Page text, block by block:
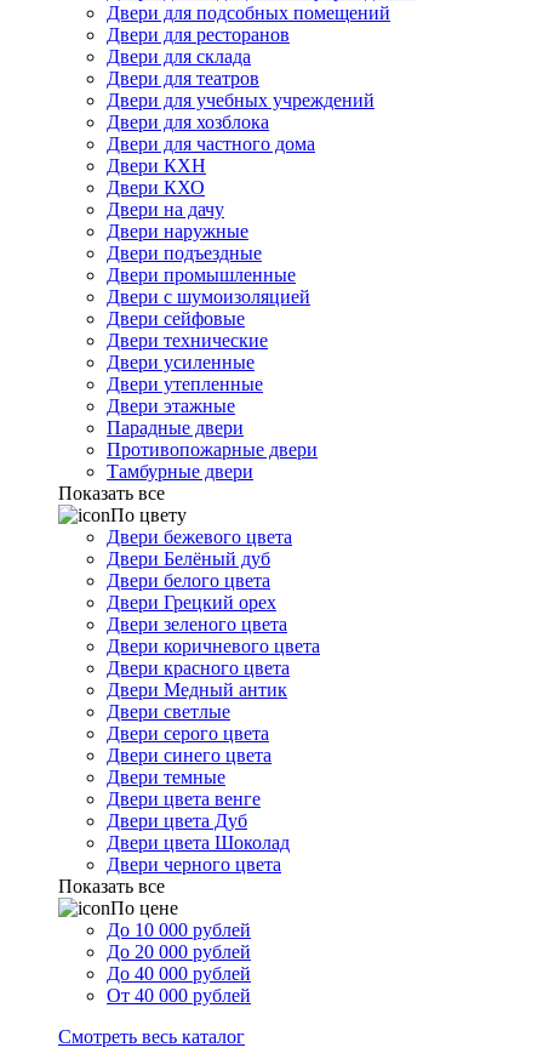
Двери для подсобных помещений
Двери для ресторанов
Двери для склада
Двери для театров
Двери для учебных учреждений
Двери для хозблока
Двери для частного дома
Двери КХН
Двери КХО
Двери на дачу
Двери наружные
Двери подъездные
Двери промышленные
Двери с шумоизоляцией
Двери сейфовые
Двери технические
Двери усиленные
Двери утепленные
Двери этажные
Парадные двери
Противопожарные двери
Тамбурные двери
Показать все
По цвету
Двери бежевого цвета
Двери Белёный дуб
Двери белого цвета
Двери Грецкий орех
Двери зеленого цвета
Двери коричневого цвета
Двери красного цвета
Двери Медный антик
Двери светлые
Двери серого цвета
Двери синего цвета
Двери темные
Двери цвета венге
Двери цвета Дуб
Двери цвета Шоколад
Двери черного цвета
Показать все
По цене
До 10 000 рублей
До 20 000 рублей
До 40 000 рублей
От 40 000 рублей
Смотреть весь каталог